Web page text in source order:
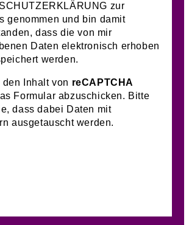
zur
genommen und bin damit
dass die von mir
Daten elektronisch erhoben
werden.
Inhalt von reCAPTCHA
Formular abzuschicken. Bitte
dass dabei Daten mit
ausgetauscht werden.